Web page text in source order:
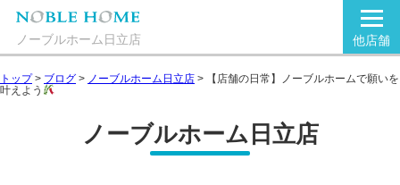
ノーブルホーム日立店 他店舗
トップ> ブログ > ノーブルホーム日立店 >
【店舗の日常】ノーブルホームで願いを
叶えよう
ノーブルホーム日立店